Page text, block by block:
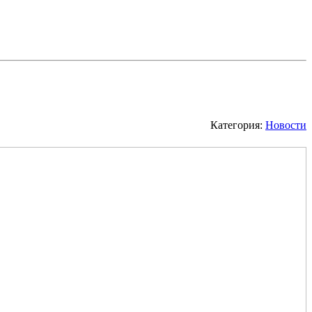
Категория: Новости